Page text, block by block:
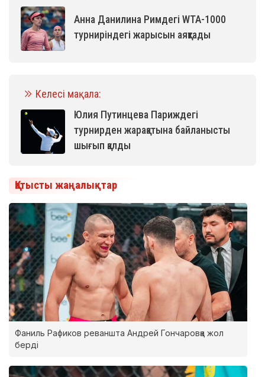
Анна Данилина Римдегі WTA-1000
турниріндегі жарысын аяқтады
Келесі мақала:
Юлия Путинцева Париждегі
турнирден жарақатына байланысты
шығып қалды
Қатысты жаңалықтар
Фаниль Рафиков реваншта Андрей Гончаровқа жол
берді